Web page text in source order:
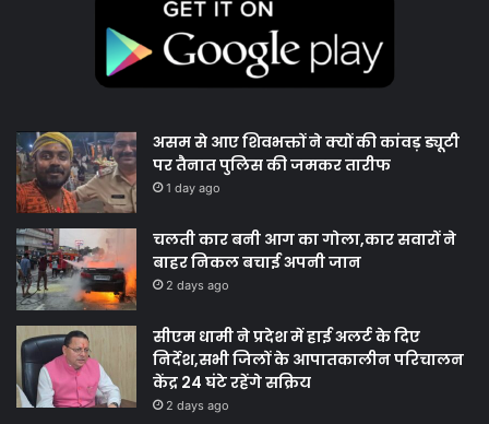
असम से आए शिवभक्तों ने क्यों की कांवड़ ड्यूटी
पर तैनात पुलिस की जमकर तारीफ
1 day ago
चलती कार बनी आग का गोला,कार सवारों ने
बाहर निकल बचाई अपनी जान
2 days ago
सीएम धामी ने प्रदेश में हाई अलर्ट के दिए
निर्देश,सभी जिलों के आपातकालीन परिचालन
केंद्र 24 घंटे रहेंगे सक्रिय
2 days ago